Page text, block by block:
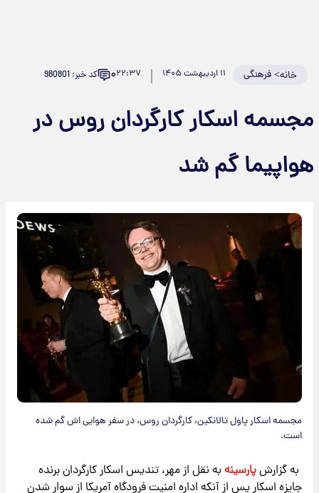
خانه>فرهنگی ۱۱ اردیبهشت ۱۴۰۵ ۲۲:۳۷۰ کد خبر: 980801
مجسمه اسکار کارگردان روس در
هواپیما گم شد
مجسمه اسکار پاول تالانکین، کارگردان روس، در سفر هوایی اش گم شده
است.
​به گزارشپارسینه به نقل از مهر، تندیس اسکار کارگردان برنده
جایزه اسکار پس از آنکه اداره امنیت فرودگاه آمریکا از سوار شدن